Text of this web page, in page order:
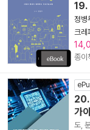
19.
정병
크레
종이
20.
가
도,